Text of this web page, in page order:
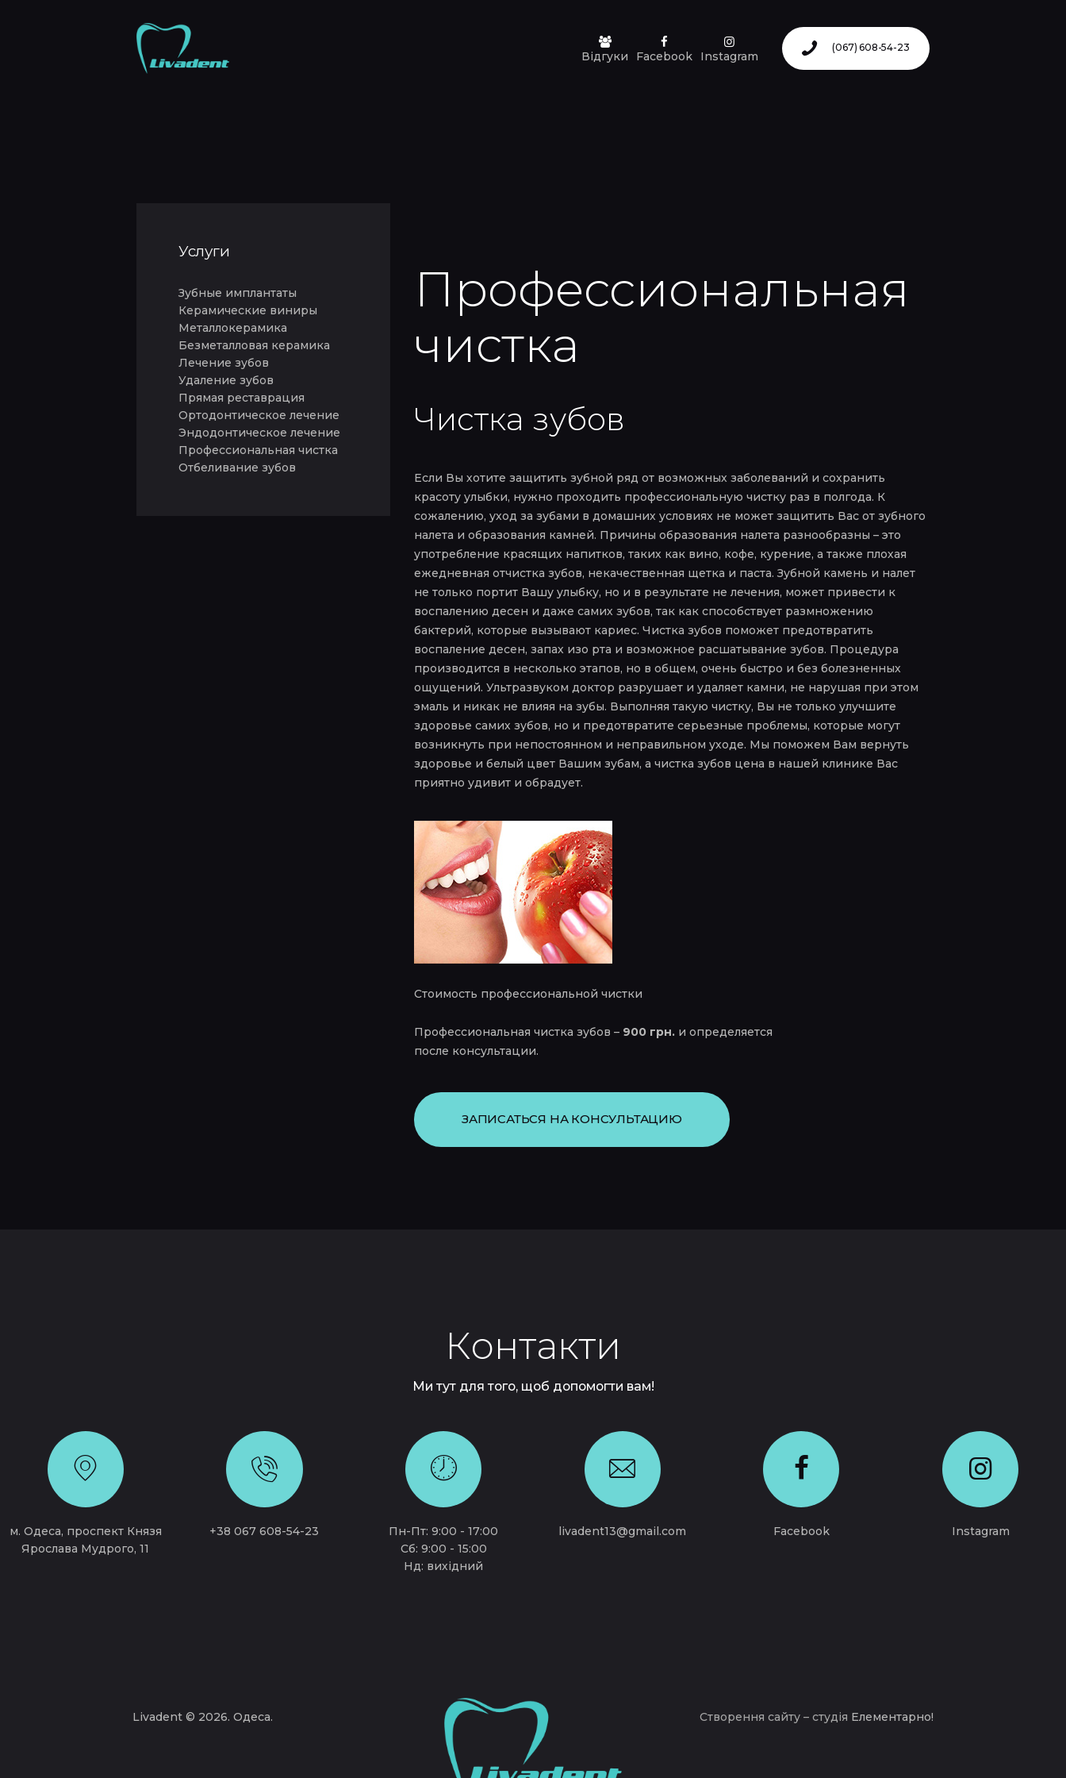
Відгуки Facebook Instagram
(067) 608-54-23
Профессиональная
чистка
Чистка зубов
Если Вы хотите защитить зубной ряд от возможных заболеваний и сохранить
красоту улыбки, нужно проходить профессиональную чистку раз в полгода. К
сожалению, уход за зубами в домашних условиях не может защитить Вас от зубного
налета и образования камней. Причины образования налета разнообразны – это
употребление красящих напитков, таких как вино, кофе, курение, а также плохая
ежедневная отчистка зубов, некачественная щетка и паста. Зубной камень и налет
не только портит Вашу улыбку, но и в результате не лечения, может привести к
воспалению десен и даже самих зубов, так как способствует размножению
бактерий, которые вызывают кариес. Чистка зубов поможет предотвратить
воспаление десен, запах изо рта и возможное расшатывание зубов. Процедура
производится в несколько этапов, но в общем, очень быстро и без болезненных
ощущений. Ультразвуком доктор разрушает и удаляет камни, не нарушая при этом
эмаль и никак не влияя на зубы. Выполняя такую чистку, Вы не только улучшите
здоровье самих зубов, но и предотвратите серьезные проблемы, которые могут
возникнуть при непостоянном и неправильном уходе. Мы поможем Вам вернуть
здоровье и белый цвет Вашим зубам, а чистка зубов цена в нашей клинике Вас
приятно удивит и обрадует.
Стоимость профессиональной чистки
Профессиональная чистка зубов – 900 грн. и определяется
после консультации.
ЗАПИСАТЬСЯ НА КОНСУЛЬТАЦИЮ
Услуги
Зубные имплантаты
Керамические виниры
Металлокерамика
Безметалловая керамика
Лечение зубов
Удаление зубов
Прямая реставрация
Ортодонтическое лечение
Эндодонтическое лечение
Профессиональная чистка
Отбеливание зубов
Контакти
Ми тут для того, щоб допомогти вам!
м. Одеса, проспект Князя
Ярослава Мудрого, 11
+38 067 608-54-23
Пн-Пт: 9:00 - 17:00
Сб: 9:00 - 15:00
Нд: вихідний
livadent13@gmail.com Facebook Instagram
Livadent © 2026. Одеса. Створення сайту – студія Елементарно!